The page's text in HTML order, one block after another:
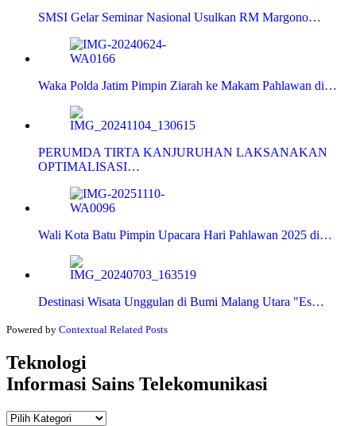
SMSI Gelar Seminar Nasional Usulkan RM Margono…
Waka Polda Jatim Pimpin Ziarah ke Makam Pahlawan di…
PERUMDA TIRTA KANJURUHAN LAKSANAKAN
OPTIMALISASI…
Wali Kota Batu Pimpin Upacara Hari Pahlawan 2025 di…
Destinasi Wisata Unggulan di Bumi Malang Utara "Es…
Powered by Contextual Related Posts
Teknologi
Informasi Sains Telekomunikasi
Teknologi